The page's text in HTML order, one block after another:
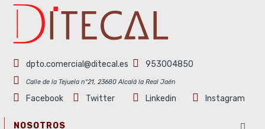
Calle de la Tejuela nº21, 23680 Alcalá la Real Jaén
953004850
dpto.comercial@ditecal.es
Facebook Twitter Linkedin Instagram
NOSOTROS